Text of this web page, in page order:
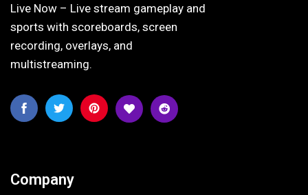
Live Now – Live stream gameplay and
sports with scoreboards, screen
recording, overlays, and
multistreaming.
Company